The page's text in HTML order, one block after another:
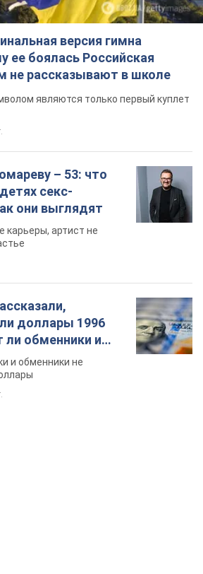
версия гимна
ее боялась Российская
не рассказывают в школе
являются только первый куплет
– 53: что
секс-
они выглядят
карьеры, артист не
доллары 1996
ли обменники и
и обменники не